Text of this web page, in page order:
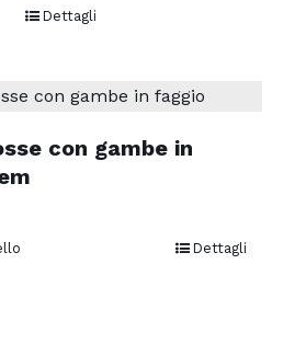
Dettagli
con gambe in
Dettagli